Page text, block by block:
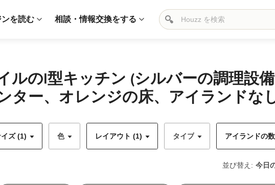
を読む 相談・情報交換をする
ルのI型キッチン (シルバーの調理設
ター、オレンジの床、アイランドな
ズ (1) 色 レイアウト (1) タイプ アイランドの
並び替え: 今日